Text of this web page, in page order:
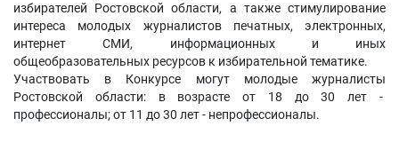
избирателей Ростовской области, а также стимулирование
интереса молодых журналистов печатных, электронных,
интернет СМИ, информационных и иных
общеобразовательных ресурсов к избирательной тематике.
Участвовать в Конкурсе могут молодые журналисты
Ростовской области: в возрасте от 18 до 30 лет -
профессионалы; от 11 до 30 лет - непрофессионалы.